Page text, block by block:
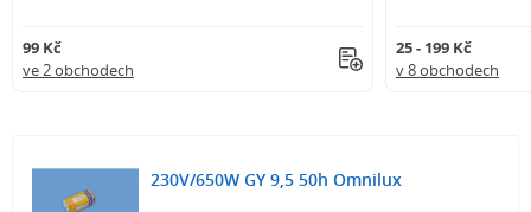
99 Kč
ve 2 obchodech
25 - 199 Kč
v 8 obchodech
230V/650W GY 9,5 50h Omnilux